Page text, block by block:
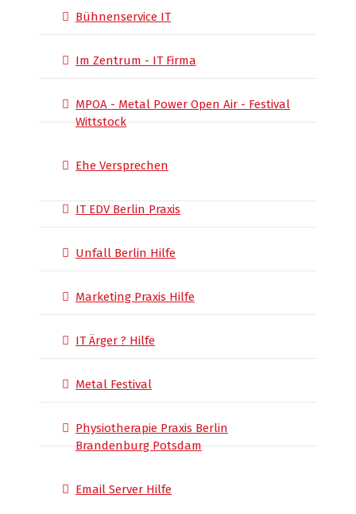
Bühnenservice IT
Im Zentrum - IT Firma
MPOA - Metal Power Open Air - Festival
Wittstock
Ehe Versprechen
IT EDV Berlin Praxis
Unfall Berlin Hilfe
Marketing Praxis Hilfe
IT Ärger ? Hilfe
Metal Festival
Physiotherapie Praxis Berlin
Brandenburg Potsdam
Email Server Hilfe